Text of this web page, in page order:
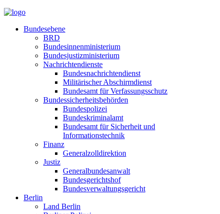
Bundesebene
BRD
Bundesinnenministerium
Bundesjustizministerium
Nachrichtendienste
Bundesnachrichtendienst
Militärischer Abschirmdienst
Bundesamt für Verfassungsschutz
Bundessicherheitsbehörden
Bundespolizei
Bundeskriminalamt
Bundesamt für Sicherheit und
Informationstechnik
Finanz
Generalzolldirektion
Justiz
Generalbundesanwalt
Bundesgerichtshof
Bundesverwaltungsgericht
Berlin
Land Berlin